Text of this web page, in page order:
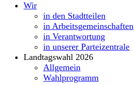
Wir
in den Stadtteilen
in Arbeitsgemeinschaften
in Verantwortung
in unserer Parteizentrale
Landtagswahl 2026
Allgemein
Wahlprogramm